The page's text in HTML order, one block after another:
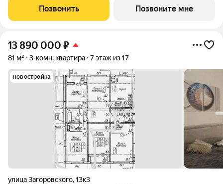
Позвонить Позвоните мне
13 890 000 ₽
81 м² 3-комн. квартира 7 этаж из 17
новостройка
улица Загоровского,13к3